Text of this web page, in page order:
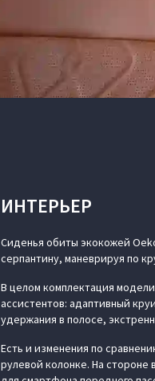
ИНТЕРЬЕР
Сиденья обиты экокожей
серпантину, маневрируя по
В целом комплектация
ассистентов: адаптивный
удержания в полосе,
Есть и изменения по
рулевой колонке. На